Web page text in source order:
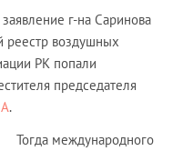
г-на Саринова
реестр воздушных
РК попали
председателя
.
Тогда международного